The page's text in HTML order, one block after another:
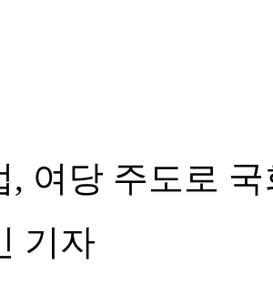
, 여당 주도로
기자